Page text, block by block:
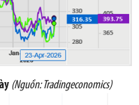
(Nguồn:Tradingeconomics)